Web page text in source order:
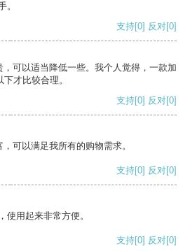
。
支持[0] 反对[0]
可以适当降低一些。我个人觉得，一款加
才比较合理。
支持[0] 反对[0]
可以满足我所有的购物需求。
支持[0] 反对[0]
使用起来非常方便。
支持[0] 反对[0]